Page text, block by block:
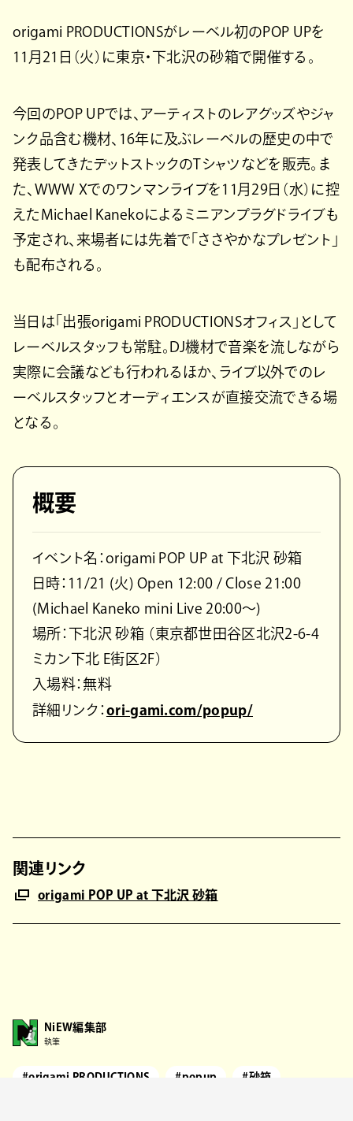
origami PRODUCTIONSがレーベル初のPOP UPを
11月21日（火）に東京・下北沢の砂箱で開催する。
今回のPOP UPでは、アーティストのレアグッズやジャ
ンク品含む機材、16年に及ぶレーベルの歴史の中で
発表してきたデットストックのTシャツなどを販売。ま
た、WWW Xでのワンマンライブを11月29日（水）に控
えたMichael Kanekoによるミニアンプラグドライブも
予定され、来場者には先着で「ささやかなプレゼント」
も配布される。
当日は「出張origami PRODUCTIONSオフィス」として
レーベルスタッフも常駐。DJ機材で音楽を流しながら
実際に会議なども行われるほか、ライブ以外でのレ
ーベルスタッフとオーディエンスが直接交流できる場
となる。
概要
イベント名：origami POP UP at 下北沢 砂箱
日時：11/21 (火) Open 12:00 / Close 21:00
(Michael Kaneko mini Live 20:00〜)
場所：下北沢 砂箱 （東京都世田谷区北沢2-6-4
ミカン下北 E街区2F）
入場料：無料
詳細リンク：ori-gami.com/popup/
関連リンク
origami POP UP at 下北沢 砂箱
NiEW編集部
執筆
#origami PRODUCTIONS #popup #砂箱